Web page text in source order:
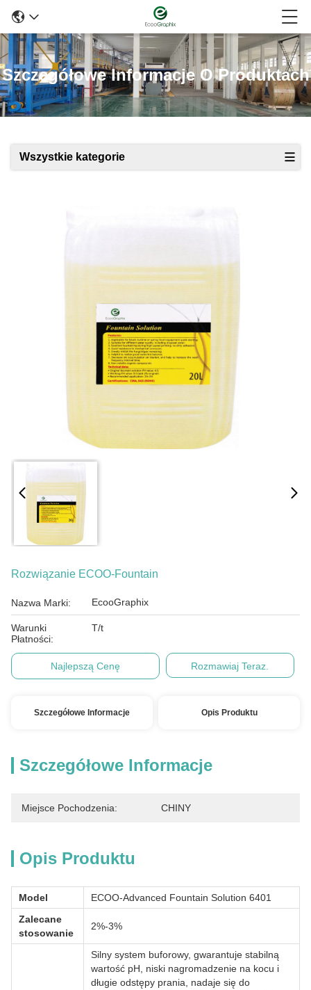
Szczegółowe Informacje O Produktach
Wszystkie kategorie
Rozwiązanie ECOO-Fountain
Nazwa Marki: EcooGraphix
Warunki
Płatności:
T/t
Najlepszą Cenę Rozmawiaj Teraz.
Szczegółowe Informacje Opis Produktu
Szczegółowe Informacje
Miejsce Pochodzenia: CHINY
Opis Produktu
Model
ECOO-Advanced Fountain Solution 6401
Zalecane
stosowanie
2%-3%
Silny system buforowy, gwarantuje stabilną
wartość pH, niski nagromadzenie na kocu i
długie odstępy prania, nadaje się do